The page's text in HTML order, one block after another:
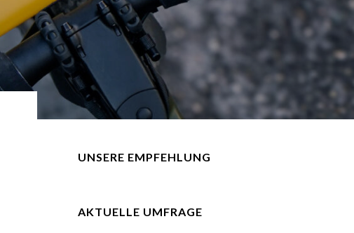
UNSERE EMPFEHLUNG
AKTUELLE UMFRAGE